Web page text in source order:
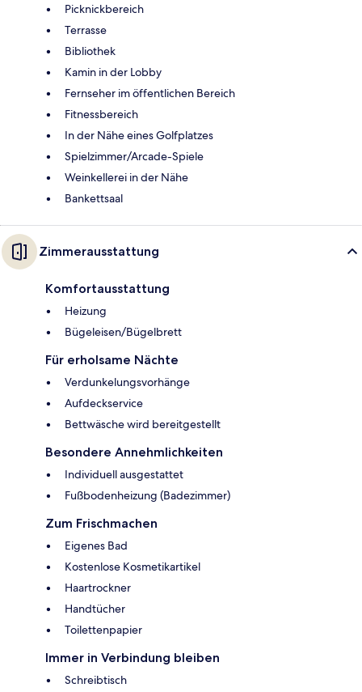
Picknickbereich
Terrasse
Bibliothek
Kamin in der Lobby
Fernseher im öffentlichen Bereich
Fitnessbereich
In der Nähe eines Golfplatzes
Spielzimmer/Arcade-Spiele
Weinkellerei in der Nähe
Bankettsaal
Zimmerausstattung
Komfortausstattung
Heizung
Bügeleisen/Bügelbrett
Für erholsame Nächte
Verdunkelungsvorhänge
Aufdeckservice
Bettwäsche wird bereitgestellt
Besondere Annehmlichkeiten
Individuell ausgestattet
Fußbodenheizung (Badezimmer)
Zum Frischmachen
Eigenes Bad
Kostenlose Kosmetikartikel
Haartrockner
Handtücher
Toilettenpapier
Immer in Verbindung bleiben
Schreibtisch